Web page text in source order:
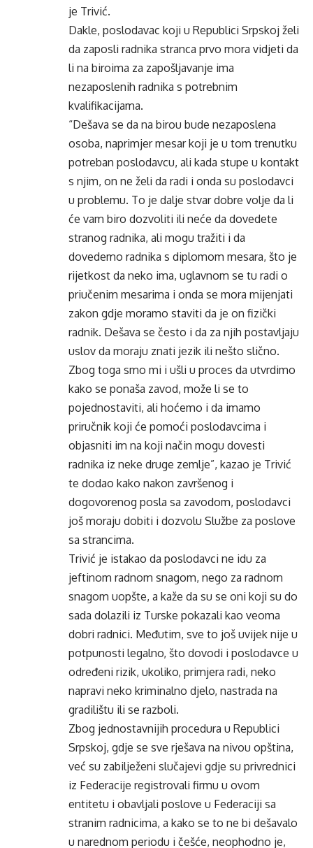
je Trivić.
Dakle, poslodavac koji u Republici Srpskoj želi
da zaposli radnika stranca prvo mora vidjeti da
li na biroima za zapošljavanje ima
nezaposlenih radnika s potrebnim
kvalifikacijama.
“Dešava se da na birou bude nezaposlena
osoba, naprimjer mesar koji je u tom trenutku
potreban poslodavcu, ali kada stupe u kontakt
s njim, on ne želi da radi i onda su poslodavci
u problemu. To je dalje stvar dobre volje da li
će vam biro dozvoliti ili neće da dovedete
stranog radnika, ali mogu tražiti i da
dovedemo radnika s diplomom mesara, što je
rijetkost da neko ima, uglavnom se tu radi o
priučenim mesarima i onda se mora mijenjati
zakon gdje moramo staviti da je on fizički
radnik. Dešava se često i da za njih postavljaju
uslov da moraju znati jezik ili nešto slično.
Zbog toga smo mi i ušli u proces da utvrdimo
kako se ponaša zavod, može li se to
pojednostaviti, ali hoćemo i da imamo
priručnik koji će pomoći poslodavcima i
objasniti im na koji način mogu dovesti
radnika iz neke druge zemlje”, kazao je Trivić
te dodao kako nakon završenog i
dogovorenog posla sa zavodom, poslodavci
još moraju dobiti i dozvolu Službe za poslove
sa strancima.
Trivić je istakao da poslodavci ne idu za
jeftinom radnom snagom, nego za radnom
snagom uopšte, a kaže da su se oni koji su do
sada dolazili iz Turske pokazali kao veoma
dobri radnici. Međutim, sve to još uvijek nije u
potpunosti legalno, što dovodi i poslodavce u
određeni rizik, ukoliko, primjera radi, neko
napravi neko kriminalno djelo, nastrada na
gradilištu ili se razboli.
Zbog jednostavnijih procedura u Republici
Srpskoj, gdje se sve rješava na nivou opština,
već su zabilježeni slučajevi gdje su privrednici
iz Federacije registrovali firmu u ovom
entitetu i obavljali poslove u Federaciji sa
stranim radnicima, a kako se to ne bi dešavalo
u narednom periodu i češće, neophodno je,